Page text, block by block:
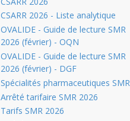
CSARR 2026 - Liste analytique
OVALIDE - Guide de lecture SMR
2026 (février) - OQN
OVALIDE - Guide de lecture SMR
2026 (février) - DGF
Spécialités pharmaceutiques SMR
Arrêté tarifaire SMR 2026
Tarifs SMR 2026